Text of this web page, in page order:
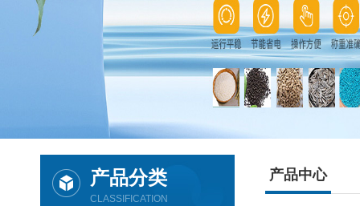
产品分类
CLASSIFICATION
产品中心